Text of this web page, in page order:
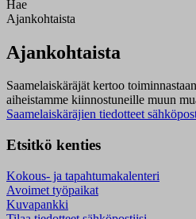
Hae
Ajankohtaista
Ajankohtaista
Saamelaiskäräjät kertoo
aiheistamme kiinnostuneille muun
Saamelaiskäräjien tiedotteet
Etsitkö kenties
Kokous- ja tapahtumakalenteri
Avoimet työpaikat
Kuvapankki